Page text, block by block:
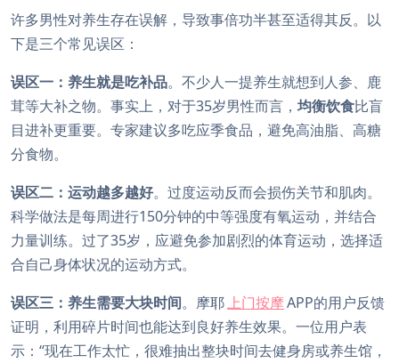
许多男性对养生存在误解，导致事倍功半甚至适得其反。以
下是三个常见误区：
误区一：养生就是吃补品。不少人一提养生就想到人参、鹿
茸等大补之物。事实上，对于35岁男性而言， 均衡饮食比盲
目进补更重要。专家建议多吃应季食品，避免高油脂、高糖
分食物。
误区二：运动越多越好。过度运动反而会损伤关节和肌肉。
科学做法是每周进行150分钟的中等强度有氧运动，并结合
力量训练。过了35岁，应避免参加剧烈的体育运动，选择适
合自己身体状况的运动方式。
误区三：养生需要大块时间。摩耶上门按摩APP的用户反馈
证明，利用碎片时间也能达到良好养生效果。一位用户表
示：“现在工作太忙，很难抽出整块时间去健身房或养生馆，